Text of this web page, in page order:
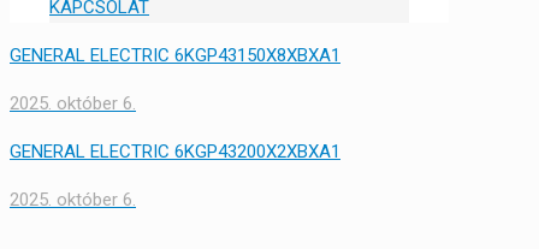
KAPCSOLAT
GENERAL ELECTRIC 6KGP43150X8XBXA1
2025. október 6.
GENERAL ELECTRIC 6KGP43200X2XBXA1
2025. október 6.